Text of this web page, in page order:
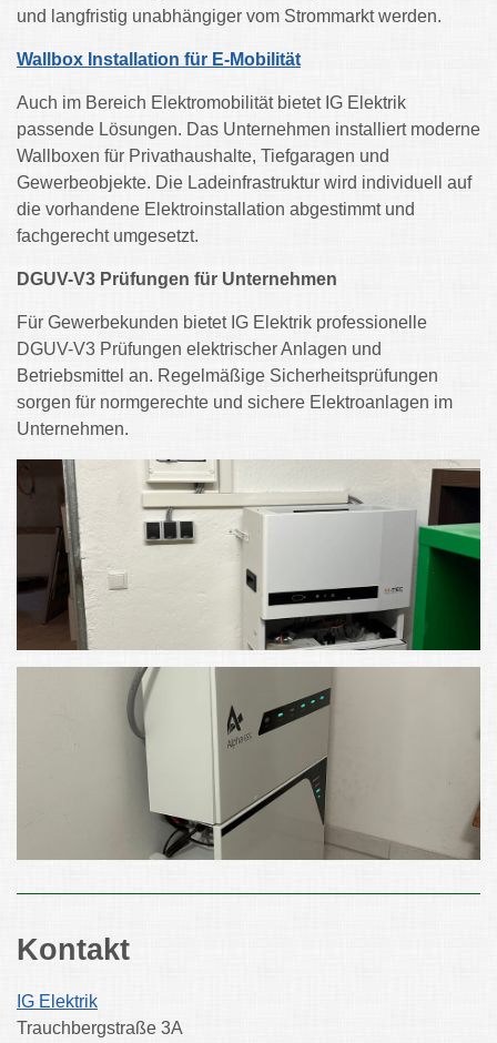
und langfristig unabhängiger vom Strommarkt werden.
Wallbox Installation für E-Mobilität
Auch im Bereich Elektromobilität bietet IG Elektrik
passende Lösungen. Das Unternehmen installiert moderne
Wallboxen für Privathaushalte, Tiefgaragen und
Gewerbeobjekte. Die Ladeinfrastruktur wird individuell auf
die vorhandene Elektroinstallation abgestimmt und
fachgerecht umgesetzt.
DGUV-V3 Prüfungen für Unternehmen
Für Gewerbekunden bietet IG Elektrik professionelle
DGUV-V3 Prüfungen elektrischer Anlagen und
Betriebsmittel an. Regelmäßige Sicherheitsprüfungen
sorgen für normgerechte und sichere Elektroanlagen im
Unternehmen.
Kontakt
IG Elektrik
Trauchbergstraße 3A